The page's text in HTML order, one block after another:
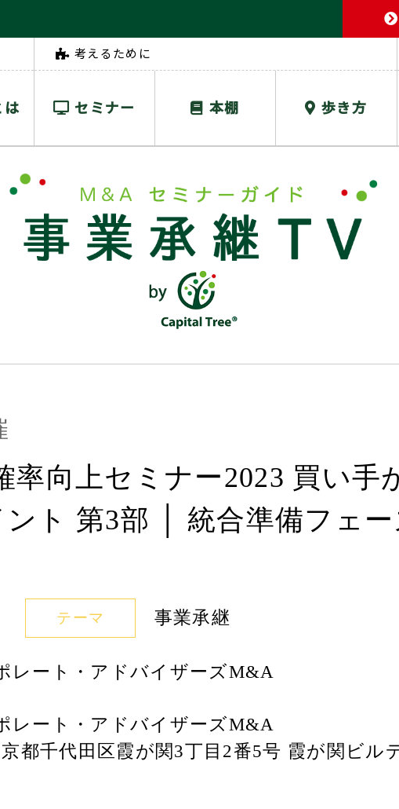
は
考えるために
セミナー 本棚 歩き方
率向上セミナー2023 買い手
ト 第3部 │ 統合準備フェ
テーマ 事業承継
レート・アドバイザーズM&A
レート・アドバイザーズM&A
都千代田区霞が関3丁目2番5号 霞が関ビル